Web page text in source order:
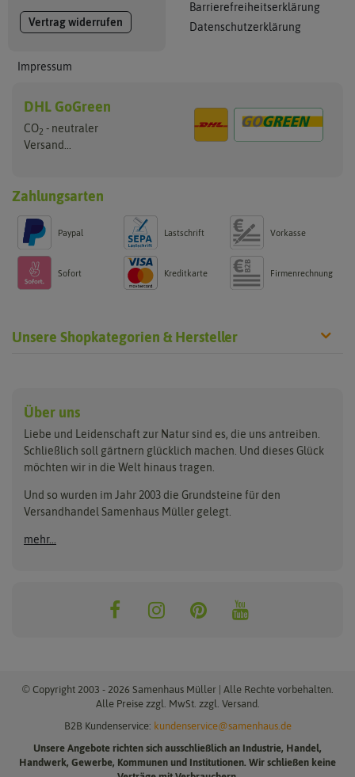
Vertrag widerrufen
Impressum
Barrierefreiheitserklärung
Datenschutzerklärung
DHL GoGreen
CO2 - neutraler
Versand...
Zahlungsarten
Paypal Lastschrift Vorkasse
Sofort Kreditkarte Firmenrechnung
Unsere Shopkategorien & Hersteller
Anzuchtschalen
Beleuchtung
Folien, Vliese und Netze
Gartengeräte
Nützlinge & Nisthilfen
Keimsprossen
Saatgut für Werbezwecke
Samen-Sets
Gemüsesamen
Exotische Samen
Rasensamen
Pflanzgut
Pflanzschalotten
Steckzwiebeln
Benary
Buzzy Seeds
Clever Pots
Dürr-Samen
FLORTUS
Greenline
Grüne Oase
ReNatura Vogelwelt
Über uns
Liebe und Leidenschaft zur Natur sind es, die uns antreiben.
Schließlich soll gärtnern glücklich machen. Und dieses Glück
möchten wir in die Welt hinaus tragen.
Und so wurden im Jahr 2003 die Grundsteine für den
Versandhandel Samenhaus Müller gelegt.
mehr...
© Copyright 2003 - 2026 Samenhaus Müller | Alle Rechte vorbehalten.
Alle Preise zzgl. MwSt. zzgl. Versand.
B2B Kundenservice: kundenservice@samenhaus.de
Unsere Angebote richten sich ausschließlich an Industrie, Handel,
Handwerk, Gewerbe, Kommunen und Institutionen. Wir schließen keine